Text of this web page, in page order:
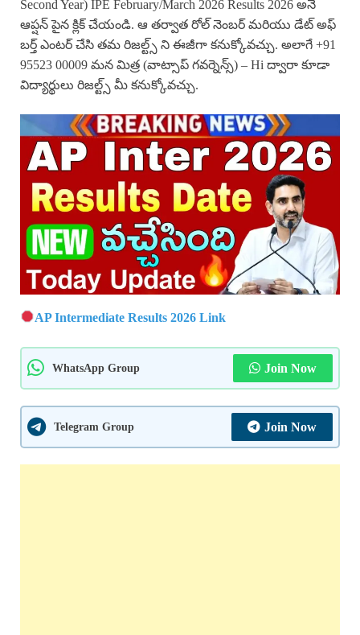
Second Year) IPE February/March 2026 Results 2026 అనే
ఆప్షన్ పైన క్లిక్ చేయండి. ఆ తర్వాత రోల్ నెంబర్ మరియు డేట్ అఫ్
బర్త్ ఎంటర్ చేసి తమ రిజల్ట్స్ ని ఈజీగా కనుక్కోవచ్చు. అలాగే +91
95523 00009 మన మిత్ర (వాట్సాప్ గవర్నెన్స్) – Hi ద్వారా కూడా
విద్యార్థులు రిజల్ట్స్ మీ కనుక్కోవచ్చు.
AP Intermediate Results 2026 Link
WhatsApp Group Join Now
Telegram Group Join Now